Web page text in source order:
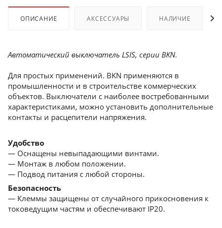
ОПИСАНИЕ АКСЕССУАРЫ НАЛИЧИЕ
Автоматический выключатель LSIS, серии BKN.
Для простых применений. BKN применяются в
промышленности и в строительстве коммерческих
объектов. Выключатели с наиболее востребованными
характеристиками, можно установить дополнительные
контакты и расцепители напряжения.
Удобство
— Оснащены невыпадающими винтами.
— Монтаж в любом положении.
— Подвод питания с любой стороны.
Безопасность
— Клеммы защищены от случайного прикосновения к
токоведущим частям и обеспечивают IP20.